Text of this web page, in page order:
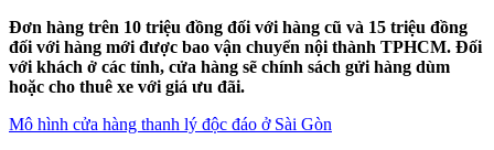
Đơn hàng trên 10 triệu đồng đối với hàng cũ và 15 triệu đồng
đối với hàng mới được bao vận chuyển nội thành TPHCM. Đối
với khách ở các tỉnh, cửa hàng sẽ chính sách gửi hàng dùm
hoặc cho thuê xe với giá ưu đãi.
Mô hình cửa hàng thanh lý độc đáo ở Sài Gòn